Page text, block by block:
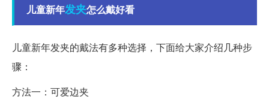
儿童新年发夹怎么戴好看
儿童新年发夹的戴法有多种选择，下面给大家介绍几种步
骤：
方法一：可爱边夹